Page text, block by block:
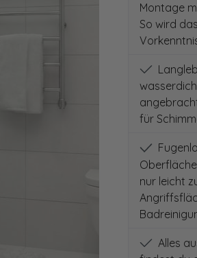
Montage
So wird
für
nur leicht
Alles